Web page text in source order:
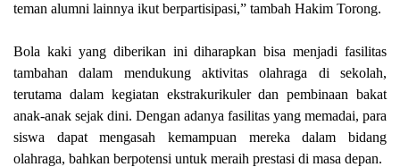
teman alumni lainnya ikut berpartisipasi,” tambah Hakim Torong.
Bola kaki yang diberikan ini diharapkan bisa menjadi fasilitas
tambahan dalam mendukung aktivitas olahraga di sekolah,
terutama dalam kegiatan ekstrakurikuler dan pembinaan bakat
anak-anak sejak dini. Dengan adanya fasilitas yang memadai, para
siswa dapat mengasah kemampuan mereka dalam bidang
olahraga, bahkan berpotensi untuk meraih prestasi di masa depan.